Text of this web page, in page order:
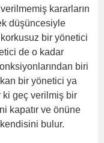
kararların
düşüncesiyle
bir yönetici
de o kadar
biri
bir yönetici ya
ki geç verilmiş bir
kapatır ve önüne
bulur.